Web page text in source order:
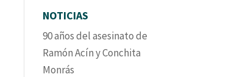
NOTICIAS
90 años del asesinato de
Ramón Acín y Conchita
Monrás